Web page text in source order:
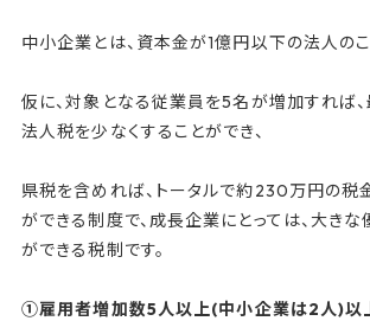
中小企業とは、資本金が1億円以下の法人のこ
仮に、対象となる従業員を5名が増加すれば
法人税を少なくすることができ、
県税を含めれば、トータルで約230万円の税
ができる制度で、成長企業にとっては、大き
ができる税制です。
①雇用者増加数5人以上(中小企業は2人)以